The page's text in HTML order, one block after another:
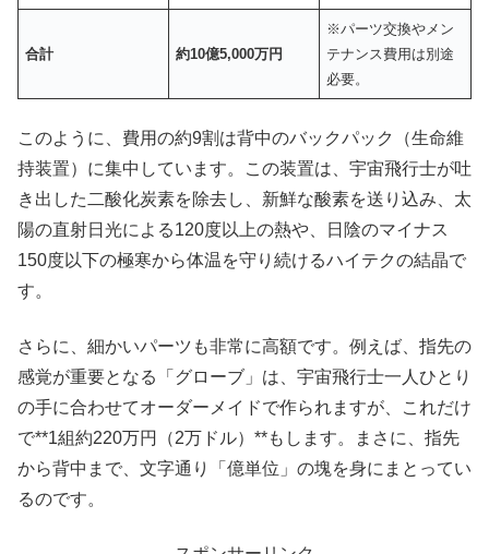
合計 約10億5,000万円
※パーツ交換やメン
テナンス費用は別途
必要。
このように、費用の約9割は背中のバックパック（生命維
持装置）に集中しています。この装置は、宇宙飛行士が吐
き出した二酸化炭素を除去し、新鮮な酸素を送り込み、太
陽の直射日光による120度以上の熱や、日陰のマイナス
150度以下の極寒から体温を守り続けるハイテクの結晶で
す。
さらに、細かいパーツも非常に高額です。例えば、指先の
感覚が重要となる「グローブ」は、宇宙飛行士一人ひとり
の手に合わせてオーダーメイドで作られますが、これだけ
で**1組約220万円（2万ドル）**もします。まさに、指先
から背中まで、文字通り「億単位」の塊を身にまとってい
るのです。